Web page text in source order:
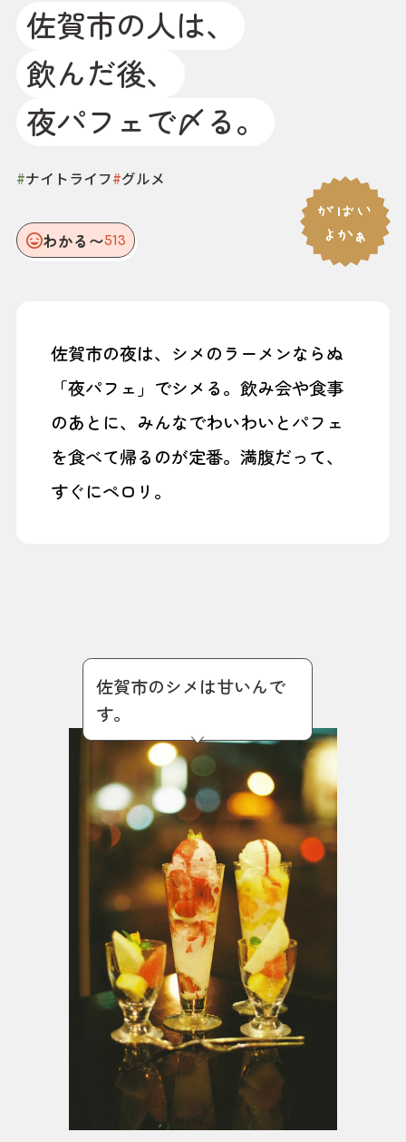
佐賀市の人は、
飲んだ後、
夜パフェで〆る。
#ナイトライフ#グルメ
わかる〜513
佐賀市の夜は、シメのラーメンならぬ
「夜パフェ」でシメる。飲み会や食事
のあとに、みんなでわいわいとパフェ
を食べて帰るのが定番。満腹だって、
すぐにペロリ。
佐賀市のシメは甘いんで
す。